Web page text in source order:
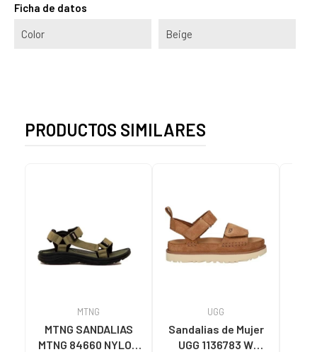
Ficha de datos
Color Beige
PRODUCTOS SIMILARES
MTNG
MTNG SANDALIAS
MTNG 84660 NYLON
UGG
Sandalias de Mujer
UGG 1136783 W